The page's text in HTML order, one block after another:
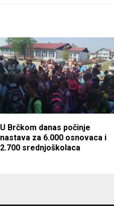
U Brčkom danas počinje
nastava za 6.000 osnovaca i
2.700 srednjoškolaca